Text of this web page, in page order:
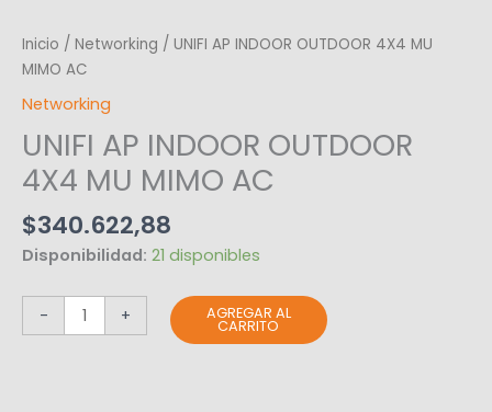
Inicio / Networking / UNIFI AP INDOOR OUTDOOR 4X4 MU
MIMO AC
Networking
UNIFI AP INDOOR OUTDOOR
4X4 MU MIMO AC
$340.622,88
Disponibilidad: 21 disponibles
- + AGREGAR AL
CARRITO